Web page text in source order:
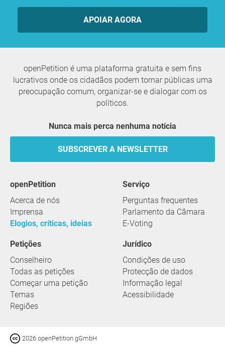
APOIAR AGORA
openPetition é uma plataforma gratuita e sem fins
lucrativos onde os cidadãos podem tornar públicas uma
preocupação comum, organizar-se e dialogar com os
políticos.
Nunca mais perca nenhuma notícia
SUBSCREVER A NEWSLETTER
openPetition
Acerca de nós
Imprensa
Elogios, críticas, ideias
serviço
Perguntas frequentes
Parlamento da Câmara
E-Voting
Petições
Conselheiro
Todas as petições
Começar uma petição
Temas
Regiões
Jurídico
Condições de uso
Protecção de dados
Informação legal
Acessibilidade
2026 openPetition gGmbH